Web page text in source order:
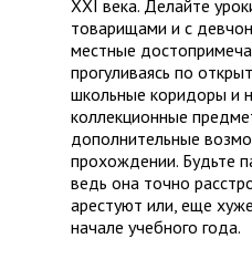
XXI века. Делайте
товарищами и с
местные
прогуливаясь по
школьные коридоры и
коллекционные
дополнительные
прохождении. Будьте
ведь она точно
арестуют или, еще
начале учебного года.